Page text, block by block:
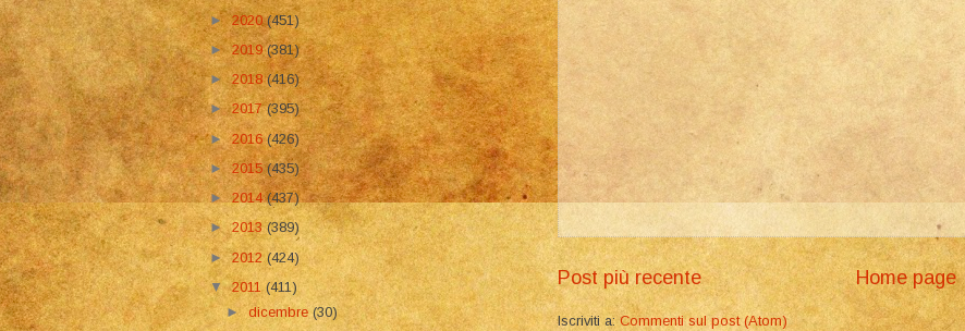
Post più recente Home page
Iscriviti a:Commenti sul post (Atom)
►2020(451)
►2019(381)
►2018(416)
►2017(395)
►2016(426)
►2015(435)
►2014(437)
►2013(389)
►2012(424)
▼2011(411)
►dicembre(30)